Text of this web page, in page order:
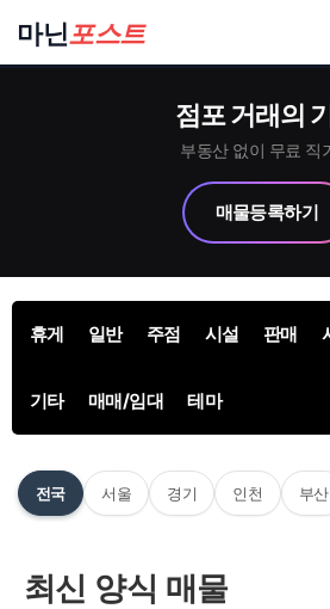
마닌포스트
점포 거래의
부동산 없이 무료 직
매물등록하기
휴게 일반 주점 시설 판매
기타 매매/임대 테마
전국 서울 경기 인천 부산
최신 양식 매물